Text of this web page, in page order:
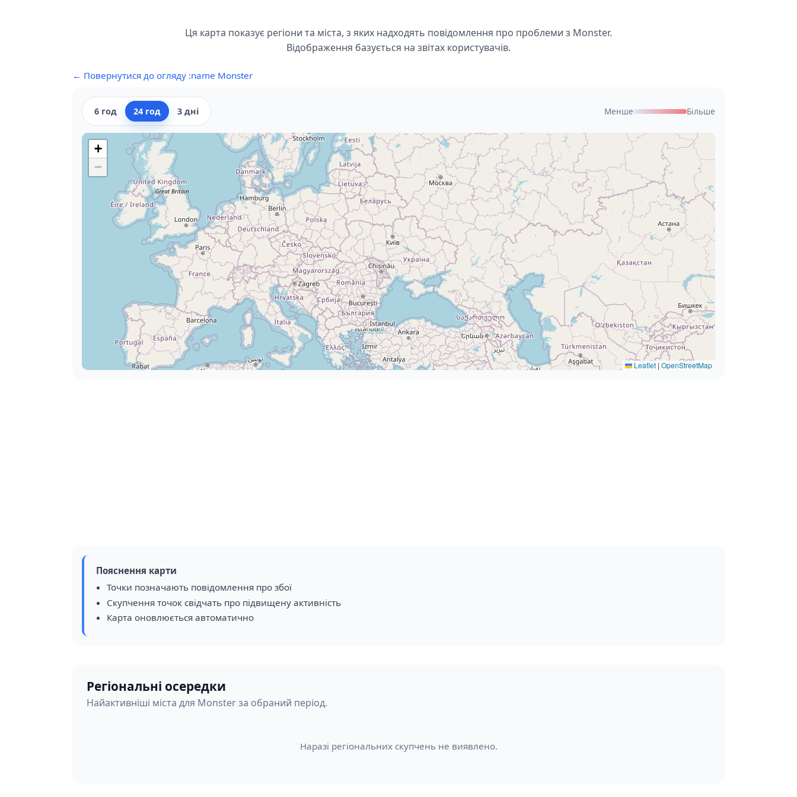
Ця карта показує регіони та міста, з яких надходять повідомлення про проблеми з Monster.
Відображення базується на звітах користувачів.
← Повернутися до огляду :name Monster
6 год 24 год 3 дні Менше Більше
+
−
Leaflet | OpenStreetMap
Пояснення карти
Точки позначають повідомлення про збої
Скупчення точок свідчать про підвищену активність
Карта оновлюється автоматично
Регіональні осередки
Найактивніші міста для Monster за обраний період.
Наразі регіональних скупчень не виявлено.